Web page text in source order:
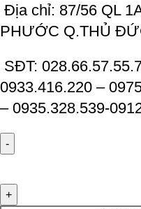
Địa chỉ: 87/56 QL
PHƯỚC Q.THỦ
SĐT:
0933.416.220 –
– 0935.328.539-